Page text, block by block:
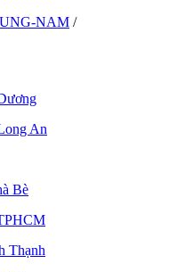
NAM /
An
Bè
Thạnh